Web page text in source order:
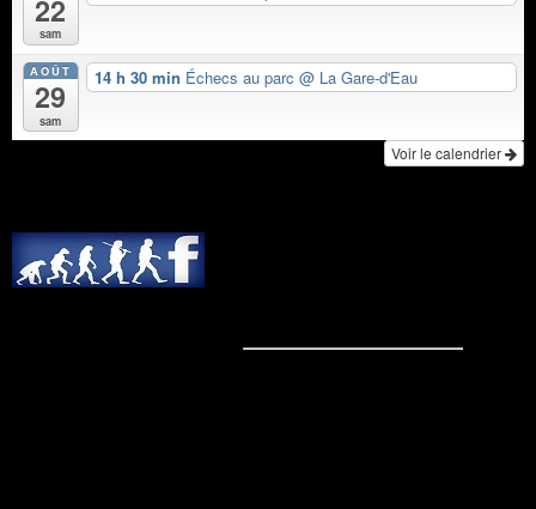
22
sam
AOÛT
29
sam
14 h 30 min Échecs au parc @ La Gare-d'Eau
Voir le calendrier